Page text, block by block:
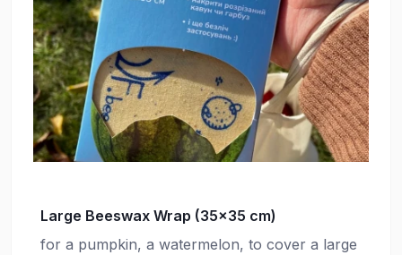
Large Beeswax Wrap (35x35 cm)
for a pumpkin, a watermelon, to cover a large